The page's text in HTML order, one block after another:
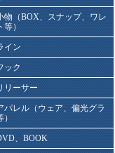
物（BOX、スナップ、ワレ
等）
イン
ック
リーサー
パレル（ウェア、偏光グラ
、BOOK